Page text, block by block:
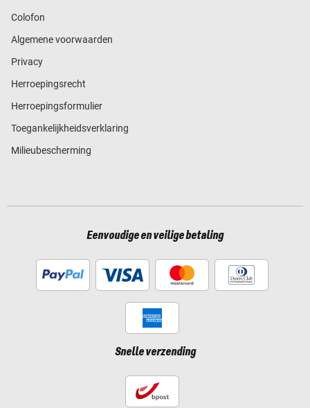
Colofon
Algemene voorwaarden
Privacy
Herroepingsrecht
Herroepingsformulier
Toegankelijkheidsverklaring
Milieubescherming
Eenvoudige en veilige betaling
Snelle verzending